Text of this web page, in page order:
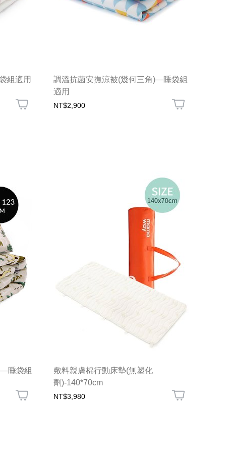
組適用
調溫抗菌安撫涼被(幾何三角)—睡袋組
適用
NT$2,900
睡袋組
敷料親膚棉行動床墊(無塑化
劑)-140*70cm
NT$3,980